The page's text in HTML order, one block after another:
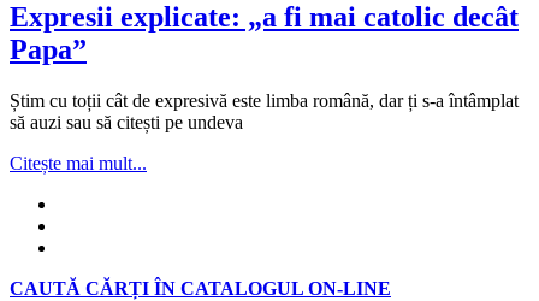
Expresii explicate: „a fi mai catolic decât
Papa”
Știm cu toții cât de expresivă este limba română, dar ți s-a întâmplat
să auzi sau să citești pe undeva
Citește mai mult...
CAUTĂ CĂRȚI ÎN CATALOGUL ON-LINE